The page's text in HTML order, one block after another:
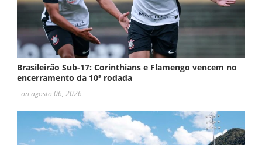
Brasileirão Sub-17: Corinthians e Flamengo vencem no
encerramento da 10ª rodada
- on agosto 06, 2026